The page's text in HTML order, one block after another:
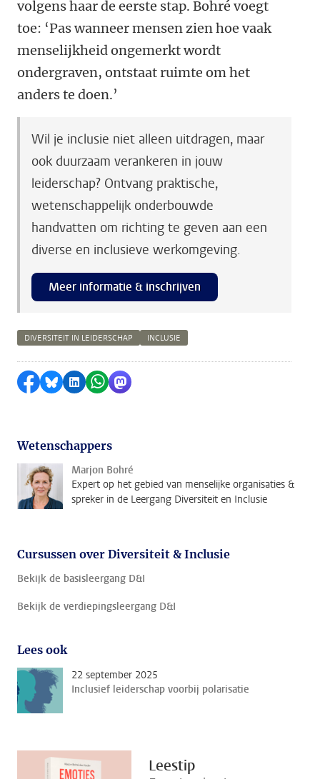
volgens haar de eerste stap. Bohré voegt
toe: ‘Pas wanneer mensen zien hoe vaak
menselijkheid ongemerkt wordt
ondergraven, ontstaat ruimte om het
anders te doen.’
Wil je inclusie niet alleen uitdragen, maar
ook duurzaam verankeren in jouw
leiderschap? Ontvang praktische,
wetenschappelijk onderbouwde
handvatten om richting te geven aan een
diverse en inclusieve werkomgeving.
Meer informatie & inschrijven
DIVERSITEIT IN LEIDERSCHAP INCLUSIE
Delen op Facebook
Delen via Bluesky
Delen op LinkedIn
Delen via WhatsApp
Delen via Mastodon
Wetenschappers
Marjon Bohré
Expert op het gebied van menselijke organisaties &
spreker in de Leergang Diversiteit en Inclusie
Cursussen over Diversiteit & Inclusie
Bekijk de basisleergang D&I
Bekijk de verdiepingsleergang D&I
Lees ook
22 september 2025
Inclusief leiderschap voorbij polarisatie
Leestip